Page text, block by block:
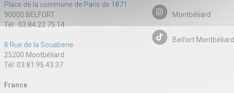
Place de la commune de Paris de 1871
90000 BELFORT
Tél : 03.84.22.75.14
8 Rue de la Souaberie
25200 Montbéliard
Tél: 03.81.95.43.37
France
Montbéliard
Belfort Montbéliard